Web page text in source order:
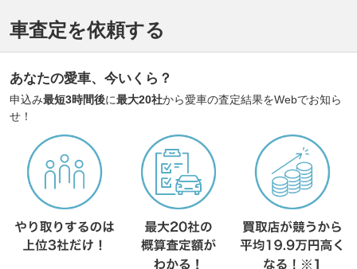
車査定を依頼する
あなたの愛車、今いくら？
申込み最短3時間後に最大20社から愛車の査定結果をWebでお知ら
せ！